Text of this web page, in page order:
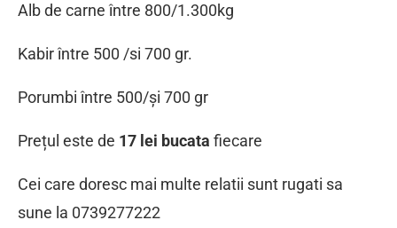
Alb de carne între 800/1.300kg
Kabir între 500 /si 700 gr.
Porumbi între 500/și 700 gr
Prețul este de 17 lei bucata fiecare
Cei care doresc mai multe relatii sunt rugati sa
sune la 0739277222